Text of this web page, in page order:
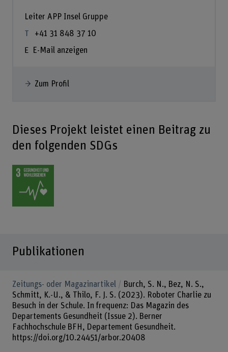
Leiter APP Insel Gruppe
+41 31 848 37 10
E-Mail anzeigen
Zum Profil
Dieses Projekt leistet einen Beitrag zu
den folgenden SDGs
Publikationen
Zeitungs- oder Magazinartikel
Burch, S. N., Bez, N. S.,
Schmitt, K.-U., & Thilo, F. J. S. (2023). Roboter Charlie zu
Besuch in der Schule. In frequenz: Das Magazin des
Departements Gesundheit (Issue 2). Berner
Fachhochschule BFH, Departement Gesundheit.
https://doi.org/10.24451/arbor.20408